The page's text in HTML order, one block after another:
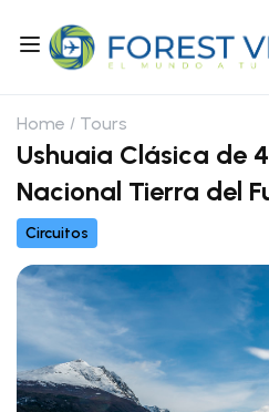
Home Tours
Ushuaia Clásica de
Nacional Tierra del
Circuitos